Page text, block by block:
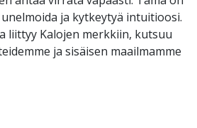
ja kytkeytyä intuitioosi.
liittyy Kalojen merkkiin, kutsuu
ja sisäisen maailmamme